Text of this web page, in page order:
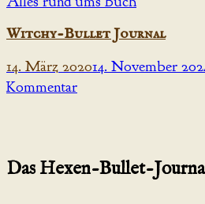
Witchy-Bullet Journal
14. März 202014. November
Kommentar
Das Hexen-Bullet-